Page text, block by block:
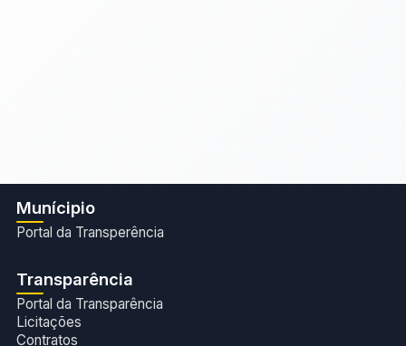
Munícipio
Portal da Transperência
Transparência
Portal da Transparência
Licitações
Contratos